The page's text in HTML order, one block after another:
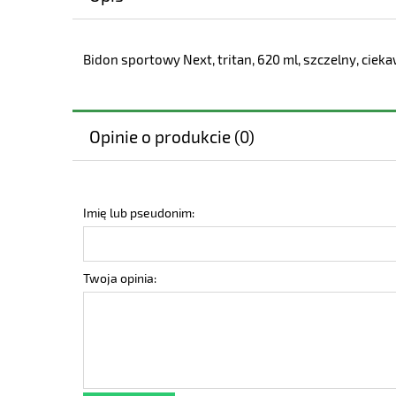
Bidon sportowy Next, tritan, 620 ml, szczelny,
Opinie o produkcie (0)
Imię lub pseudonim:
Twoja opinia: